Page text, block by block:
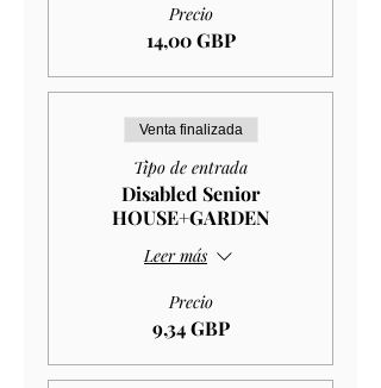
Precio
14,00 GBP
Venta finalizada
Tipo de entrada
Disabled Senior
HOUSE+GARDEN
Leer más
Precio
9,34 GBP